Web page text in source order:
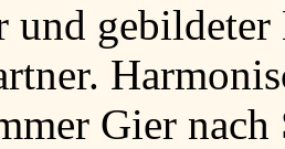
gebildeter
Gier nach